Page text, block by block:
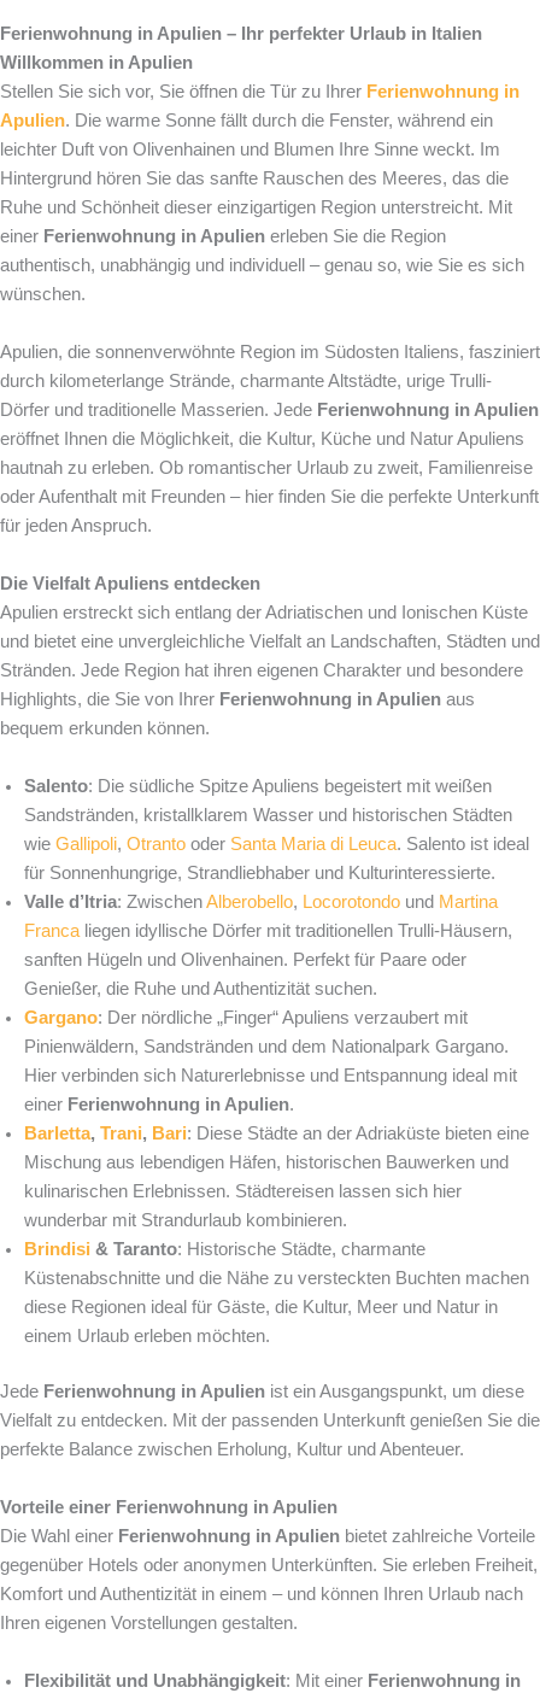
Ferienwohnung in Apulien – Ihr perfekter Urlaub in Italien
Willkommen in Apulien
Stellen Sie sich vor, Sie öffnen die Tür zu Ihrer Ferienwohnung in
Apulien. Die warme Sonne fällt durch die Fenster, während ein
leichter Duft von Olivenhainen und Blumen Ihre Sinne weckt. Im
Hintergrund hören Sie das sanfte Rauschen des Meeres, das die
Ruhe und Schönheit dieser einzigartigen Region unterstreicht. Mit
einer Ferienwohnung in Apulien erleben Sie die Region
authentisch, unabhängig und individuell – genau so, wie Sie es sich
wünschen.
Apulien, die sonnenverwöhnte Region im Südosten Italiens, fasziniert
durch kilometerlange Strände, charmante Altstädte, urige Trulli-
Dörfer und traditionelle Masserien. Jede Ferienwohnung in Apulien
eröffnet Ihnen die Möglichkeit, die Kultur, Küche und Natur Apuliens
hautnah zu erleben. Ob romantischer Urlaub zu zweit, Familienreise
oder Aufenthalt mit Freunden – hier finden Sie die perfekte Unterkunft
für jeden Anspruch.
Die Vielfalt Apuliens entdecken
Apulien erstreckt sich entlang der Adriatischen und Ionischen Küste
und bietet eine unvergleichliche Vielfalt an Landschaften, Städten und
Stränden. Jede Region hat ihren eigenen Charakter und besondere
Highlights, die Sie von Ihrer Ferienwohnung in Apulien aus
bequem erkunden können.
Salento: Die südliche Spitze Apuliens begeistert mit weißen
Sandstränden, kristallklarem Wasser und historischen Städten
wie Gallipoli, Otranto oder Santa Maria di Leuca. Salento ist ideal
für Sonnenhungrige, Strandliebhaber und Kulturinteressierte.
Valle d’Itria: ZwischenAlberobello, Locorotondo und Martina
Franca liegen idyllische Dörfer mit traditionellen Trulli-Häusern,
sanften Hügeln und Olivenhainen. Perfekt für Paare oder
Genießer, die Ruhe und Authentizität suchen.
Gargano: Der nördliche „Finger“ Apuliens verzaubert mit
Pinienwäldern, Sandstränden und dem Nationalpark Gargano.
Hier verbinden sich Naturerlebnisse und Entspannung ideal mit
einer Ferienwohnung in Apulien.
Barletta, Trani, Bari: Diese Städte an der Adriaküste bieten eine
Mischung aus lebendigen Häfen, historischen Bauwerken und
kulinarischen Erlebnissen. Städtereisen lassen sich hier
wunderbar mit Strandurlaub kombinieren.
Brindisi & Taranto: Historische Städte, charmante
Küstenabschnitte und die Nähe zu versteckten Buchten machen
diese Regionen ideal für Gäste, die Kultur, Meer und Natur in
einem Urlaub erleben möchten.
Jede Ferienwohnung in Apulien ist ein Ausgangspunkt, um diese
Vielfalt zu entdecken. Mit der passenden Unterkunft genießen Sie die
perfekte Balance zwischen Erholung, Kultur und Abenteuer.
Vorteile einer Ferienwohnung in Apulien
Die Wahl einer Ferienwohnung in Apulien bietet zahlreiche Vorteile
gegenüber Hotels oder anonymen Unterkünften. Sie erleben Freiheit,
Komfort und Authentizität in einem – und können Ihren Urlaub nach
Ihren eigenen Vorstellungen gestalten.
Flexibilität und Unabhängigkeit: Mit einer Ferienwohnung in